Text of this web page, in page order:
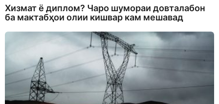
Хизмат ё диплом? Чаро шумораи довталабон
ба мактабҳои олии кишвар кам мешавад